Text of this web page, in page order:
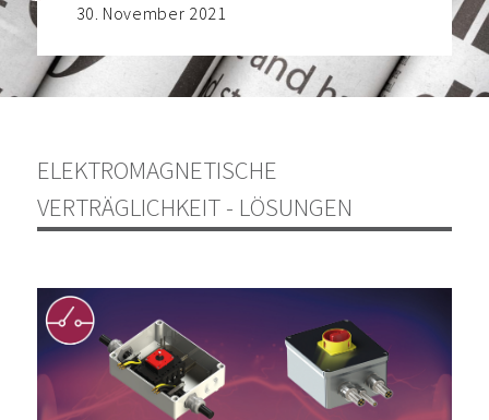
30. November 2021
ELEKTROMAGNETISCHE
VERTRÄGLICHKEIT - LÖSUNGEN